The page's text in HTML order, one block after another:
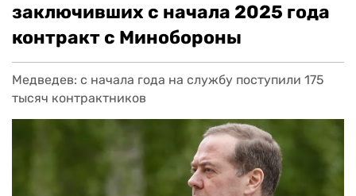
заключивших с начала 2025 года
контракт с Минобороны
Медведев: с начала года на службу поступили 175
тысяч контрактников